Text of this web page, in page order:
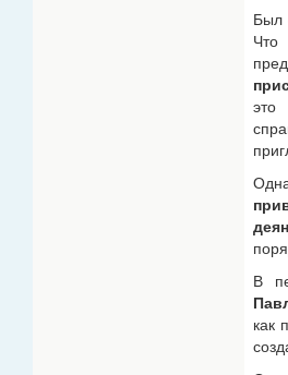
Был
это
В
как